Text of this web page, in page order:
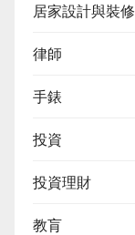
居家設計與裝修
律師
手錶
投資
投資理財
教肓